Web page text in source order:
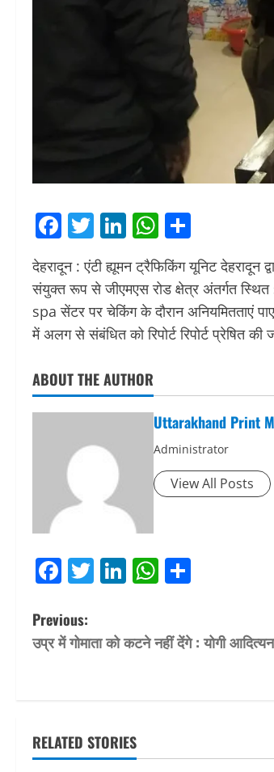
Facebook
Twitter
LinkedIn
WhatsApp
देहरादून : एंटी ह्यूमन ट्रैफिकिंग यूनिट देहरादून
संयुक्त रूप से जीएमएस रोड क्षेत्र अंतर्गत स्थित
spa सेंटर पर चेकिंग के दौरान अनियमितताएं
में अलग से संबंधित को रिपोर्ट रिपोर्ट प्रेषित की
ABOUT THE AUTHOR
Uttarakhand Print
Administrator
View All Posts
Facebook
Twitter
LinkedIn
WhatsApp
P
o
n
Previous:
उप्र में गोमाता को कटने नहीं देंगे : योगी
RELATED STORIES